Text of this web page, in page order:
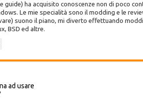
guide) ha acquisito conoscenze non di poco
Le mie specialità sono il modding e le
suono il piano, mi diverto effettuando
BSD ed altre.
ad usare